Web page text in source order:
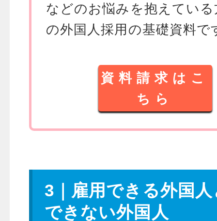
などのお悩みを抱えている
の外国人採用の基礎資料で
資料請求はこ
ちら
3｜雇用できる外国
できない外国人